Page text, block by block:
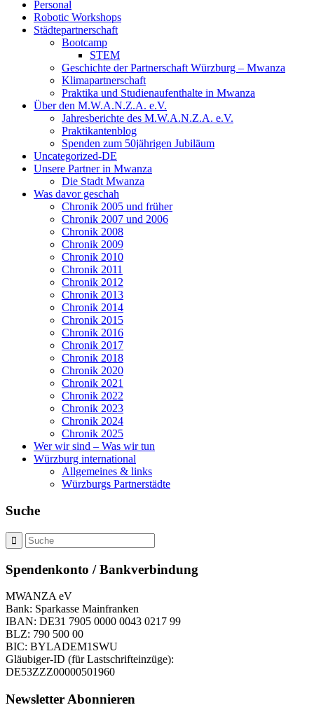
Personal
Robotic Workshops
Städtepartnerschaft
Bootcamp
STEM
Geschichte der Partnerschaft Würzburg – Mwanza
Klimapartnerschaft
Praktika und Studienaufenthalte in Mwanza
Über den M.W.A.N.Z.A. e.V.
Jahresberichte des M.W.A.N.Z.A. e.V.
Praktikantenblog
Spenden zum 50jährigen Jubiläum
Uncategorized-DE
Unsere Partner in Mwanza
Die Stadt Mwanza
Was davor geschah
Chronik 2005 und früher
Chronik 2007 und 2006
Chronik 2008
Chronik 2009
Chronik 2010
Chronik 2011
Chronik 2012
Chronik 2013
Chronik 2014
Chronik 2015
Chronik 2016
Chronik 2017
Chronik 2018
Chronik 2020
Chronik 2021
Chronik 2022
Chronik 2023
Chronik 2024
Chronik 2025
Wer wir sind – Was wir tun
Würzburg international
Allgemeines & links
Würzburgs Partnerstädte
Suche
Spendenkonto / Bankverbindung
MWANZA eV
Bank: Sparkasse Mainfranken
IBAN: DE31 7905 0000 0043 0217 99
BLZ: 790 500 00
BIC: BYLADEM1SWU
Gläubiger-ID (für Lastschrifteinzüge):
DE53ZZZ00000501960
Newsletter Abonnieren